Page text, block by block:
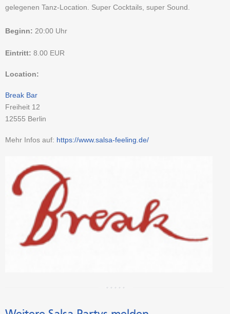
gelegenen Tanz-Location. Super Cocktails, super Sound.
Beginn: 20:00 Uhr
Eintritt: 8.00 EUR
Location:
Break Bar
Freiheit 12
12555 Berlin
Mehr Infos auf: https://www.salsa-feeling.de/